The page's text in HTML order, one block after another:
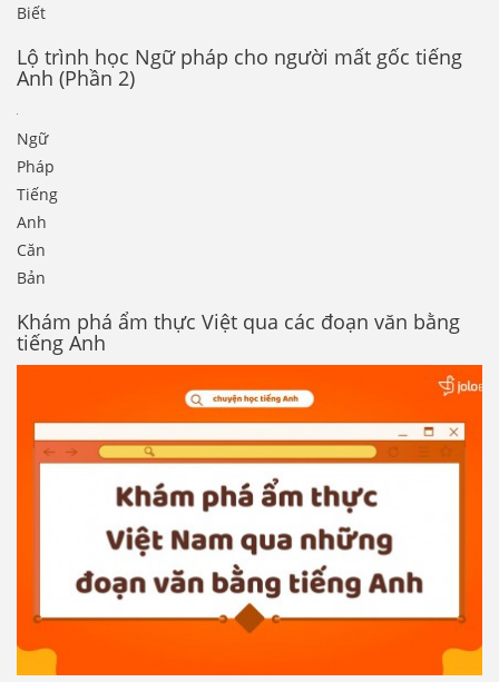
Biết
Lộ trình học Ngữ pháp cho người mất gốc tiếng
Anh (Phần 2)
Ngữ
Pháp
Tiếng
Anh
Căn
Bản
Khám phá ẩm thực Việt qua các đoạn văn bằng
tiếng Anh